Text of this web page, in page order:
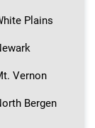
Plains
Vernon
Bergen